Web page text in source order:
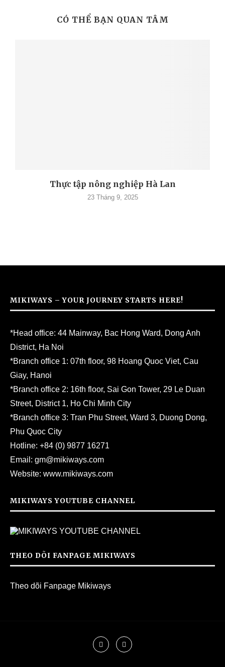
CÓ THỂ BẠN QUAN TÂM
Thực tập nông nghiệp Hà Lan
23 Tháng 9, 2025
MIKIWAYS – YOUR JOURNEY STARTS HERE!
*Head office: 44 Mainway, Bac Hong Ward, Dong Anh
District, Ha Noi
*Branch office 1: 07th floor, 98 Hoang Quoc Viet, Cau
Giay, Hanoi
*Branch office 2: 16th floor, Sai Gon Tower, 29 Le Duan
Street, District 1, Ho Chi Minh City
*Branch office 3: Tran Phu Street, Ward 3, Duong Dong,
Phu Quoc City
Hotline: +84 (0) 9877 16271
Email: gm@mikiways.com
Website: www.mikiways.com
MIKIWAYS YOUTUBE CHANNEL
THEO DÕI FANPAGE MIKIWAYS
Theo dõi Fanpage Mikiways